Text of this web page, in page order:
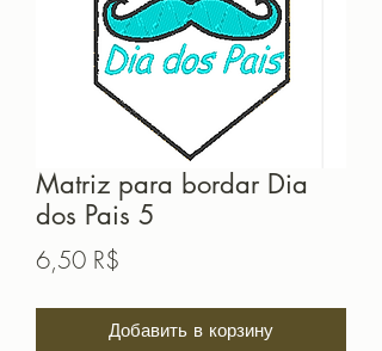
Matriz para bordar Dia
dos Pais 5
6,50 R$
Добавить в корзину